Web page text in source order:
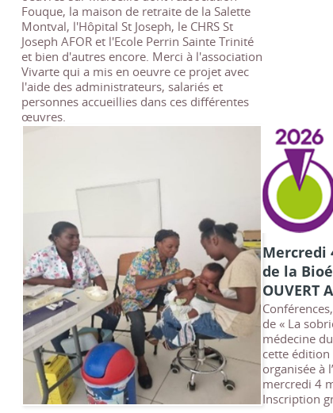
Fouque, la maison de retraite de la Salette
Montval, l'Hôpital St Joseph, le CHRS St
Joseph AFOR et l'Ecole Perrin Sainte Trinité
et bien d'autres encore. Merci à l'association
Vivarte qui a mis en oeuvre ce projet avec
l'aide des administrateurs, salariés et
personnes accueillies dans ces différentes
œuvres.
Mercredi
de la
OUVERT
de « La
médecine
cette édition
organisée à
mercredi 4
Inscription